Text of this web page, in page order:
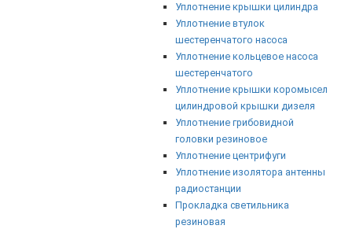
Уплотнение крышки цилиндра
Уплотнение втулок
шестеренчатого насоса
Уплотнение кольцевое насоса
шестеренчатого
Уплотнение крышки коромысел
цилиндровой крышки дизеля
Уплотнение грибовидной
головки резиновое
Уплотнение центрифуги
Уплотнение изолятора антенны
радиостанции
Прокладка светильника
резиновая